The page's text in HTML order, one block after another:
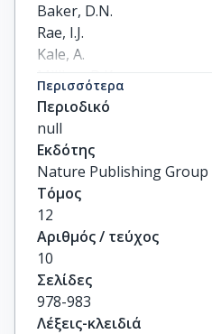
Baker, D.N.
Rae, I.J.
Kale, A.
Milling, D.K.
Boyd, A.J.
Spence, H.E.
Reeves, G.D.
Singer, H.J.
Dimitrakoudis, S.
Daglis, I.A.
Honary, F.
Περισσότερα
Περιοδικό
null
Εκδότης
Nature Publishing Group
Τόμος
12
Αριθμός / τεύχος
10
Σελίδες
978-983
Λέξεις-κλειδιά